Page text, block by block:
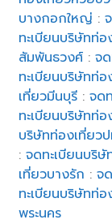
บางกอกใหญ่ :
ทะเบียนบริษัทท่
สัมพันธวงศ์ :จ
ทะเบียนบริษัทท่
เที่ยวมีนบุรี :จด
ทะเบียนบริษัทท่
บริษัทท่องเที่ยว
:จดทะเบียนบริษั
เที่ยวบางรัก :จ
ทะเบียนบริษัทท่
พระนคร